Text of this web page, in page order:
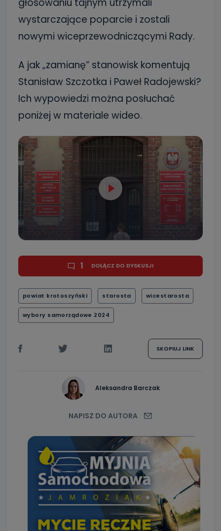
głosowaniu tajnym utrzymali
wystarczające poparcie i zostali
nowymi wiceprzewodniczącymi Rady.
A jak „zamianę” stanowisk komentują
Stanisław Szczotka i Paweł Radojewski?
Ich wypowiedzi można posłuchać
poniżej w materiale wideo.
1 DOŁĄCZ DO DYSKUSJI
powiat krotoszyński starosta wicestarosta
wybory samorządowe 2024
SKOPIUJ LINK
Aleksandra Barczak
NAPISZ DO AUTORA